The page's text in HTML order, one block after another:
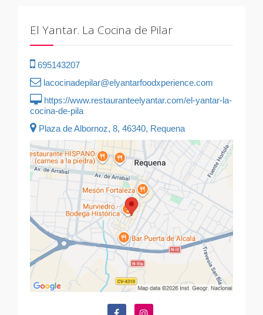
El Yantar. La Cocina de Pilar
695143207
lacocinadepilar@elyantarfoodxperience.com
https://www.restauranteelyantar.com/el-yantar-la-
cocina-de-pila
Plaza de Albornoz, 8, 46340, Requena